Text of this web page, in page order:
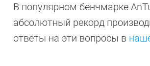
В популярном бенчмарке
абсолютный рекорд
ответы на эти вопросы в